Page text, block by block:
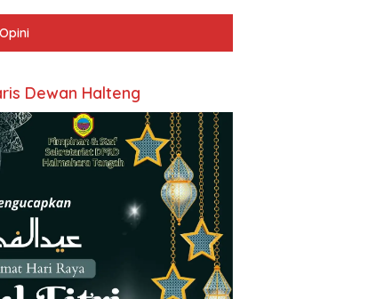
Opini
Dewan Halteng